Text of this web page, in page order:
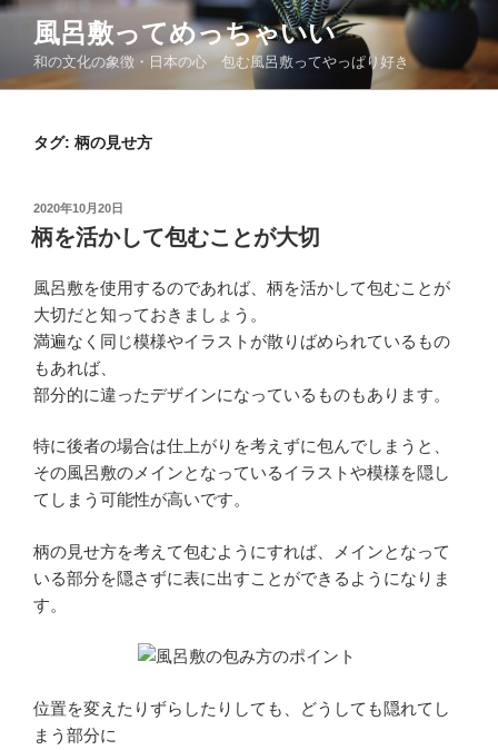
コ
ン
風呂敷ってめっちゃいい
和の文化の象徴・日本の心 包む風呂敷ってやっぱり好き
タグ: 柄の見せ方
投
稿
日:
2020年10月20日
柄を活かして包むことが大切
風呂敷を使用するのであれば、柄を活かして包むことが
大切だと知っておきましょう。
満遍なく同じ模様やイラストが散りばめられているもの
もあれば、
部分的に違ったデザインになっているものもあります。
特に後者の場合は仕上がりを考えずに包んでしまうと、
その風呂敷のメインとなっているイラストや模様を隠し
てしまう可能性が高いです。
柄の見せ方を考えて包むようにすれば、メインとなって
いる部分を隠さずに表に出すことができるようになりま
す。
位置を変えたりずらしたりしても、どうしても隠れてし
まう部分に